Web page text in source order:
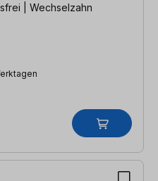
| Wechselzahn